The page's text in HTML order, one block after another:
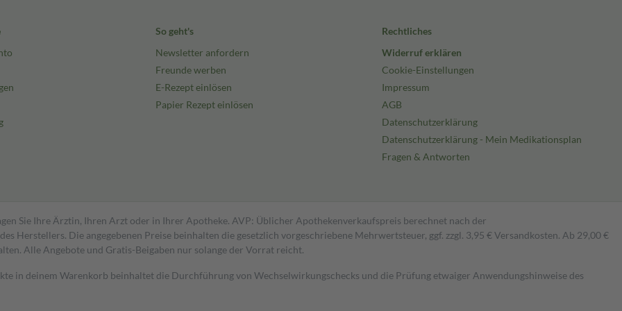
So geht's
Newsletter anfordern
Freunde werben
E-Rezept einlösen
Papier Rezept einlösen
Rechtliches
Widerruf erklären
Cookie-Einstellungen
Impressum
AGB
Datenschutzerklärung
Datenschutzerklärung - Mein Medikationsplan
Fragen & Antworten
Sie Ihre Ärztin, Ihren Arzt oder in Ihrer Apotheke. AVP: Üblicher Apothekenverkaufspreis berechnet nach der
Die angegebenen Preise beinhalten die gesetzlich vorgeschriebene Mehrwertsteuer, ggf. zzgl. 3,95 € Versandkosten. Ab 29,00 €
Alle Angebote und Gratis-Beigaben nur solange der Vorrat reicht.
in deinem Warenkorb beinhaltet die Durchführung von Wechselwirkungschecks und die Prüfung etwaiger Anwendungshinweise des